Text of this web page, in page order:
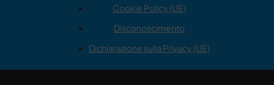
Cookie Policy (UE)
Disconoscimento
Dichiarazione sulla Privacy (UE)